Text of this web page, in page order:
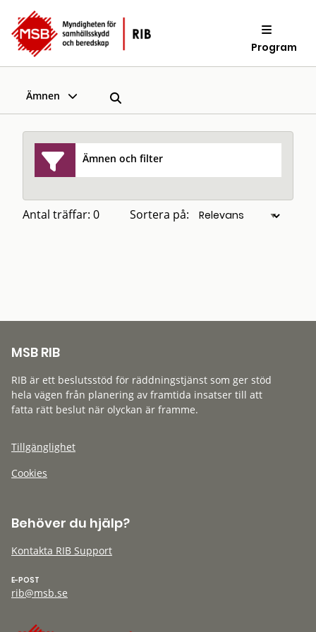
Program
Ämnen
Ämnen och filter
Antal träffar: 0 Sortera på:
MSB RIB
RIB är ett beslutsstöd för räddningstjänst som ger stöd
hela vägen från planering av framtida insatser till att
fatta rätt beslut när olyckan är framme.
Tillgänglighet
Cookies
Behöver du hjälp?
Kontakta RIB Support
E-POST
rib@msb.se